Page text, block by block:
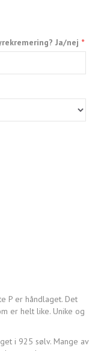
Ja/nej
P er håndlaget. Det
er helt like. Unike og
i 925 sølv. Mange av